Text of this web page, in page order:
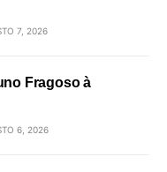
7, 2026
Fragoso à
6, 2026